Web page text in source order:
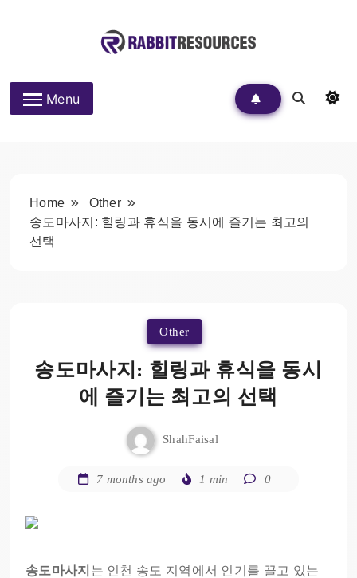
Rabbit Resources
Menu
Home
Other
송도마사지: 힐링과 휴식을 동시에 즐기는 최고의
선택
Other
송도마사지: 힐링과 휴식을 동시
에 즐기는 최고의 선택
ShahFaisal
7 months ago 1 min 0
송도마사지 는 인천 송도 지역에서 인기를 끌고 있는